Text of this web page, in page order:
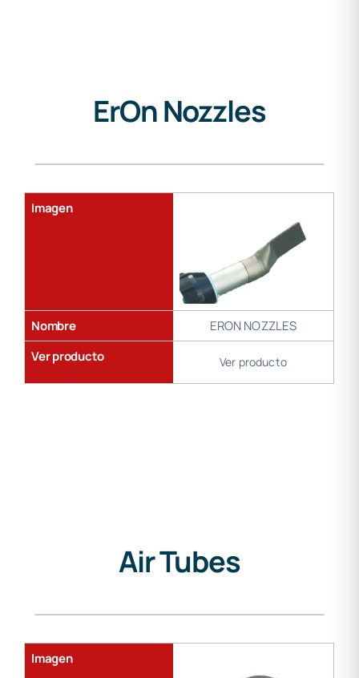
ErOn Nozzles
de
Imagen
Nombre
ERON NOZZLES
Ver producto
Ver producto
Air Tubes
de
Imagen